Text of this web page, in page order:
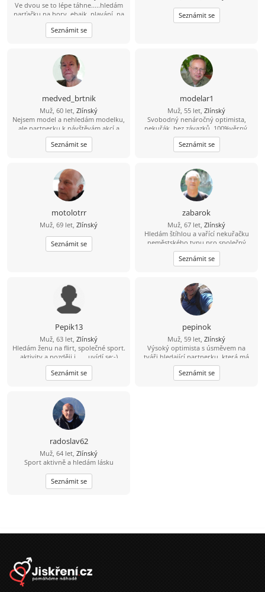
Ve dvou se to lépe táhne.....hledám
parťačku na hory, ebajk, plavání, na
fajn zážitky i běžné dny. Holku s
kterým mi bude fajn. Pokud tě můj
profil zaujal... šest nula osm šest
Seznámit se
Seznámit se
medved_brtnik
Muž, 60 let, Zlínský
Nejsem model a nehledám modelku,
ale partnerku k návštěvám akcí a
vycházkám do přírody. Ostatním
věcem se nebráním, ale záleží na
vzájemné přitažlivosti.
Seznámit se
modelar1
Muž, 55 let, Zlínský
Svobodný nenáročný optimista,
nekuřák, bez závazků, 100%věrný,
který jíž chce mít svou rodinu, hledá
ženu stejných vlastností.
Najdu???...Napiš mi.... To by člověk
jedinou nekuřačku, ideálně bez
závazků, max.1. Jsou zde pěkné milé
inzeráty, ale nevyplněné profily???
Profilům bez fotky moc nevěřím..
Seznámit se
motolotrr
Muž, 69 let, Zlínský
Seznámit se
zabarok
Muž, 67 let, Zlínský
Hledám štíhlou a vařící nekuřačku
neměstského typu pro společný
život.
Seznámit se
Pepik13
Muž, 63 let, Zlínský
Hledám ženu na flirt, společné sport.
aktivity a později i ..... uvídí se:-)
Seznámit se
pepinok
Muž, 59 let, Zlínský
Výsoký optimista s úsměvem na
tváři hledající partnerku, která má
aspoň trochu podobné zájmy.
Seznámit se
radoslav62
Muž, 64 let, Zlínský
Sport aktivně a hledám lásku
Seznámit se